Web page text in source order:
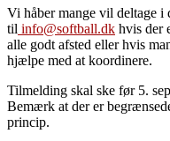
Vi håber mange vil deltage i
til info@softball.dk hvis der
alle godt afsted eller hvis
hjælpe med at koordinere.
Tilmelding skal ske før 5.
Bemærk at der er
princip.